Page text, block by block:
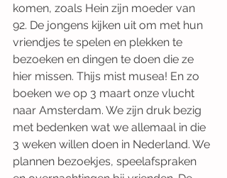
komen, zoals Hein zijn moeder van
92. De jongens kijken uit om met hun
vriendjes te spelen en plekken te
bezoeken en dingen te doen die ze
hier missen. Thijs mist musea! En zo
boeken we op 3 maart onze vlucht
naar Amsterdam. We zijn druk bezig
met bedenken wat we allemaal in die
3 weken willen doen in Nederland. We
plannen bezoekjes, speelafspraken